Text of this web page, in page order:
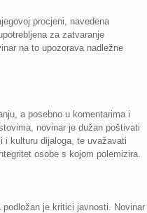
procjeni, navedena
za zatvaranje
na to upozorava nadležne
a posebno u komentarima i
novinar je dužan poštivati
i kulturu dijaloga, te uvažavati
osobe s kojom polemizira.
podložan je kritici javnosti. Novinar